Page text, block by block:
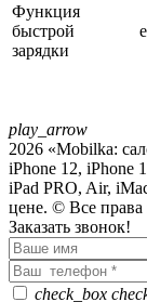
Функция
быстрой
зарядки
play_arrow
2026 «Mobilka:
iPhone 12, iPhone
iPad PRO, Air,
цене. © Все
Заказать звонок!
check_box